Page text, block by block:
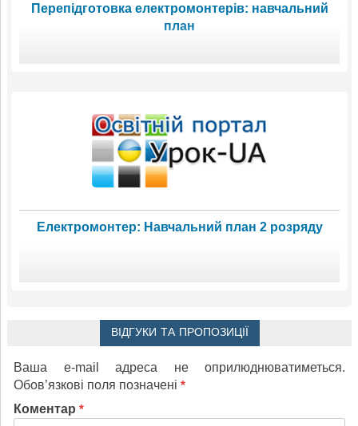
Перепідготовка електромонтерів: навчальний
план
Електромонтер: Навчальний план 2 розряду
ВІДГУКИ ТА ПРОПОЗИЦІЇ
Ваша e-mail адреса не оприлюднюватиметься.
Обов’язкові поля позначені *
Коментар *